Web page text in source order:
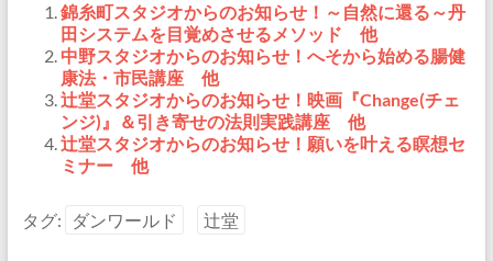
錦糸町スタジオからのお知らせ！～自然に還る～丹
田システムを目覚めさせるメソッド 他
中野スタジオからのお知らせ！へそから始める腸健
康法・市民講座 他
辻堂スタジオからのお知らせ！映画『Change(チェ
ンジ)』＆引き寄せの法則実践講座 他
辻堂スタジオからのお知らせ！願いを叶える瞑想セ
ミナー 他
タグ: ダンワールド 辻堂